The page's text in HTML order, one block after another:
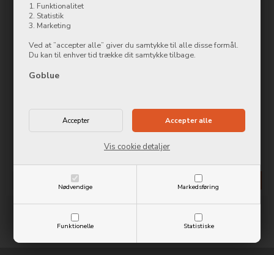
1. Funktionalitet
2. Statistik
3. Marketing
Ved at ”accepter alle” giver du samtykke til alle disse formål.
Du kan til enhver tid trække dit samtykke tilbage.
Goblue
Nødvendige Markedsføring
Funktionelle Statistiske
Vis cookie detaljer
Galaxy S21 Ultra Clear